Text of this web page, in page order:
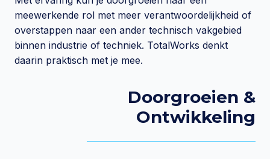
meewerkende rol met meer verantwoordelijkheid of
overstappen naar een ander technisch vakgebied
binnen industrie of techniek. TotalWorks denkt
daarin praktisch met je mee.
Doorgroeien &
Ontwikkeling